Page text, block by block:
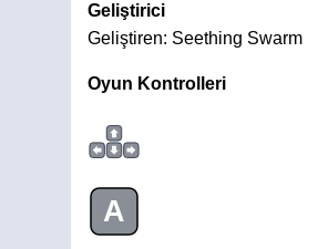
Geliştirici
Geliştiren: Seething Swarm
Oyun Kontrolleri
A